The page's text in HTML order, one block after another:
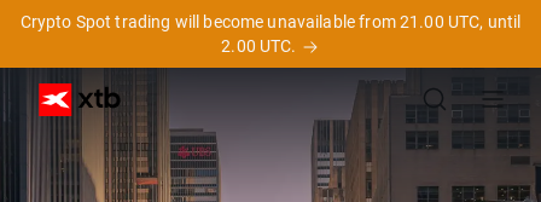
Crypto Spot trading will become unavailable from 21.00 UTC, until
2.00 UTC.